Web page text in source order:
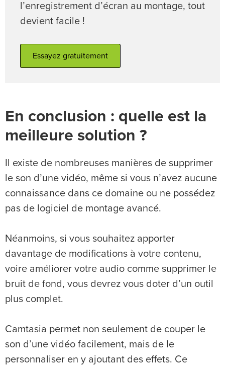
l’enregistrement d’écran au montage, tout
devient facile !
Essayez gratuitement
En conclusion : quelle est la
meilleure solution ?
Il existe de nombreuses manières de supprimer
le son d’une vidéo, même si vous n’avez aucune
connaissance dans ce domaine ou ne possédez
pas de logiciel de montage avancé.
Néanmoins, si vous souhaitez apporter
davantage de modifications à votre contenu,
voire améliorer votre audio comme supprimer le
bruit de fond, vous devrez vous doter d’un outil
plus complet.
Camtasia permet non seulement de couper le
son d’une vidéo facilement, mais de le
personnaliser en y ajoutant des effets. Ce